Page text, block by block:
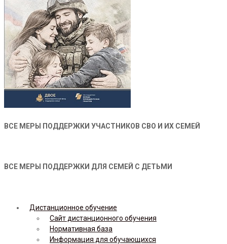
ВСЕ МЕРЫ ПОДДЕРЖКИ УЧАСТНИКОВ СВО И ИХ СЕМЕЙ
ВСЕ МЕРЫ ПОДДЕРЖКИ ДЛЯ СЕМЕЙ С ДЕТЬМИ
Дистанционное обучение
Сайт дистанционного обучения
Нормативная база
Информация для обучающихся